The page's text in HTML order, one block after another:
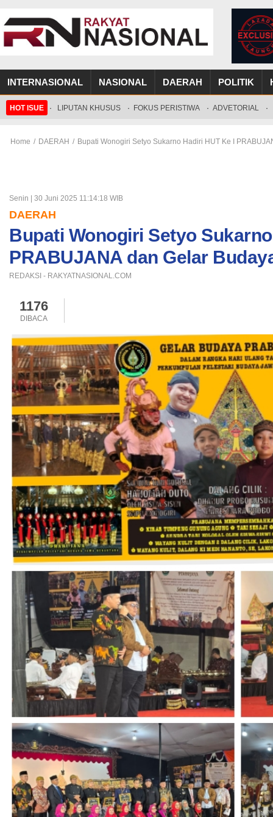
INTERNASIONAL NASIONAL DAERAH POLITIK
HOT ISUE · LIPUTAN KHUSUS · FOKUS PERISTIWA · ADVETORIAL ·
Home / DAERAH / Bupati Wonogiri Setyo Sukarno Hadiri HUT Ke I
Senin | 30 Juni 2025 11:14:18 WIB
DAERAH
Bupati Wonogiri Setyo
PRABUJANA dan Gelar
REDAKSI - RAKYATNASIONAL.COM
1176
DIBACA